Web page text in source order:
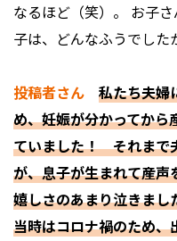
――なるほど（笑）。 お子
子は、どんなふうでした
投稿者さん
私たち夫婦
め、妊娠が分かってから
ていました！ それまで
が、息子が生まれて産声
嬉しさのあまり泣きまし
当時はコロナ禍のため